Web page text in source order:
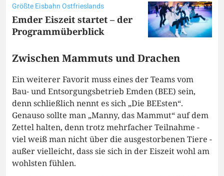
Größte Eisbahn Ostfrieslands
Emder Eiszeit startet – der
Programmüberblick
Zwischen Mammuts und Drachen
Ein weiterer Favorit muss eines der Teams vom
Bau- und Entsorgungsbetrieb Emden (BEE) sein,
denn schließlich nennt es sich „Die BEEsten“.
Genauso sollte man „Manny, das Mammut“ auf dem
Zettel halten, denn trotz mehrfacher Teilnahme -
viel weiß man nicht über die ausgestorbenen Tiere -
außer vielleicht, dass sie sich in der Eiszeit wohl am
wohlsten fühlen.